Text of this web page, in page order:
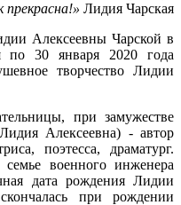
прекрасна!» Лидия Чарская
Алексеевны Чарской в
по 30 января 2020 года
творчество Лидии
при замужестве
Алексеевна) - автор
поэтесса, драматург.
военного инженера
дата рождения Лидии
при рождении